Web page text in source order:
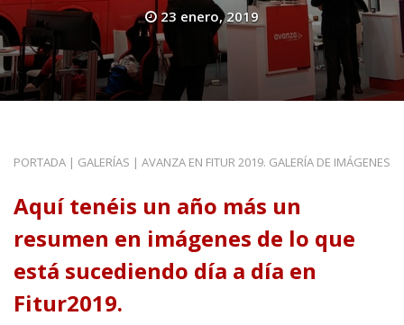
23 enero, 2019
PORTADA | GALERÍAS | AVANZA EN FITUR 2019. GALERÍA DE IMÁGENES
Aquí tenéis un año más un
resumen en imágenes de lo que
está sucediendo día a día en
Fitur2019.